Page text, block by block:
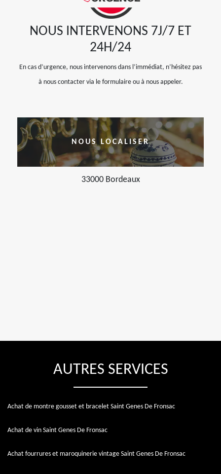
NOUS INTERVENONS 7J/7 ET
24H/24
En cas d’urgence, nous intervenons dans l’immédiat, n’hésitez pas
à nous contacter via le formulaire ou à nous appeler.
NOUS LOCALISER
33000 Bordeaux
AUTRES SERVICES
Achat de montre gousset et bracelet Saint Genes De Fronsac
Achat de vin Saint Genes De Fronsac
Achat fourrures et maroquinerie vintage Saint Genes De Fronsac